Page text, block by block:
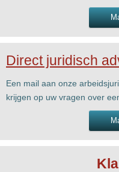
Direct juridisch
Een mail aan onze
krijgen op uw vragen over